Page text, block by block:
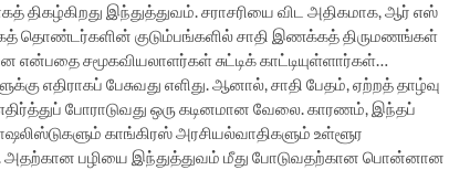
திகழ்கிறது இந்துத்துவம். சராசரியை விட அதிகமாக, ஆர் எஸ்
தொண்டர்களின் குடும்பங்களில் சாதி இணக்கத் திருமணங்கள்
என்பதை சமூகவியலாளர்கள் சுட்டிக் காட்டியுள்ளார்கள்…
எதிராகப் பேசுவது எளிது. ஆனால், சாதி பேதம், ஏற்றத் தாழ்வு
போராடுவது ஒரு கடினமான வேலை. காரணம், இந்தப்
காங்கிரஸ் அரசியல்வாதிகளும் உள்ளூர
அதற்கான பழியை இந்துத்துவம் மீது போடுவதற்கான பொன்னான